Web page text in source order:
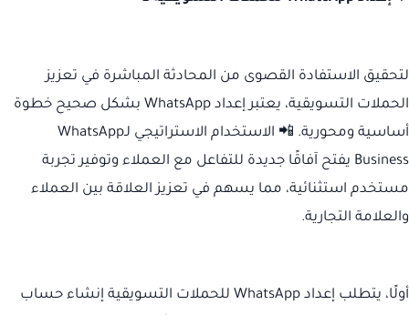
لتحقيق الاستفادة القصوى من المحادثة المباشرة في تعزيز
الحملات التسويقية، يعتبر إعداد WhatsApp بشكل صحيح خطوة
أساسية ومحورية. 📲 الاستخدام الاستراتيجي لـWhatsApp
Business يفتح آفاقًا جديدة للتفاعل مع العملاء وتوفير تجربة
مستخدم استثنائية، مما يسهم في تعزيز العلاقة بين العملاء
والعلامة التجارية.
أولًا، يتطلب إعداد WhatsApp للحملات التسويقية إنشاء حساب